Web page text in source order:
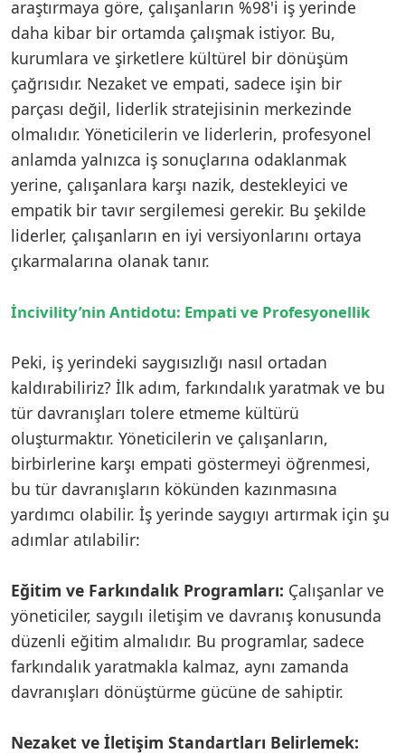
araştırmaya göre, çalışanların %98'i iş yerinde
daha kibar bir ortamda çalışmak istiyor. Bu,
kurumlara ve şirketlere kültürel bir dönüşüm
çağrısıdır. Nezaket ve empati, sadece işin bir
parçası değil, liderlik stratejisinin merkezinde
olmalıdır. Yöneticilerin ve liderlerin, profesyonel
anlamda yalnızca iş sonuçlarına odaklanmak
yerine, çalışanlara karşı nazik, destekleyici ve
empatik bir tavır sergilemesi gerekir. Bu şekilde
liderler, çalışanların en iyi versiyonlarını ortaya
çıkarmalarına olanak tanır.
İncivility’nin Antidotu: Empati ve Profesyonellik
Peki, iş yerindeki saygısızlığı nasıl ortadan
kaldırabiliriz? İlk adım, farkındalık yaratmak ve bu
tür davranışları tolere etmeme kültürü
oluşturmaktır. Yöneticilerin ve çalışanların,
birbirlerine karşı empati göstermeyi öğrenmesi,
bu tür davranışların kökünden kazınmasına
yardımcı olabilir. İş yerinde saygıyı artırmak için şu
adımlar atılabilir:
Eğitim ve Farkındalık Programları: Çalışanlar ve
yöneticiler, saygılı iletişim ve davranış konusunda
düzenli eğitim almalıdır. Bu programlar, sadece
farkındalık yaratmakla kalmaz, aynı zamanda
davranışları dönüştürme gücüne de sahiptir.
Nezaket ve İletişim Standartları Belirlemek: